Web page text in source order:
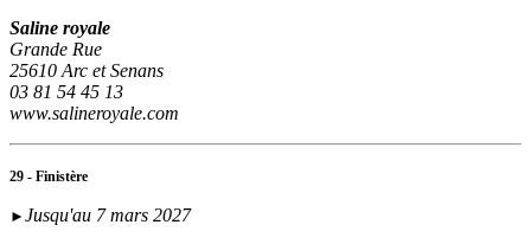
Saline royale
Grande Rue
25610 Arc et Senans
03 81 54 45 13
www.salineroyale.com
29 - Finistère
► Jusqu'au 7 mars 2027